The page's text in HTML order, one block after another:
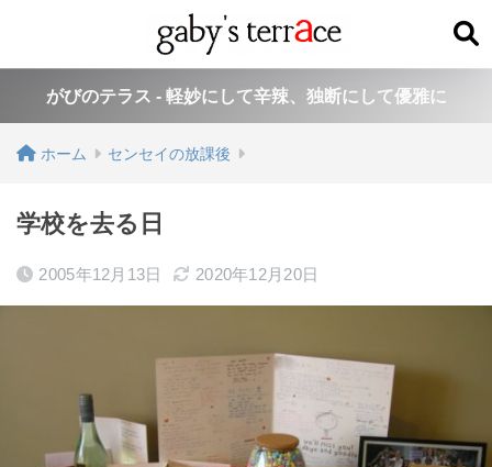
がびのテラス - 軽妙にして辛辣、独断にして優雅に
ホーム センセイの放課後
学校を去る日
2005年12月13日 2020年12月20日